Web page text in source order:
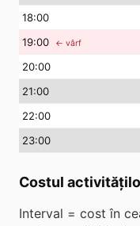
18:00
19:00 ← vârf
20:00
21:00
22:00
23:00
Costul
Interval = cost în